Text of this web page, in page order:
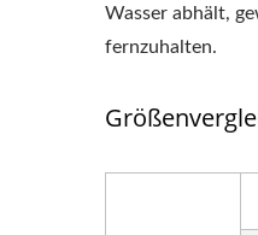
Wasser abhält,
fernzuhalten.